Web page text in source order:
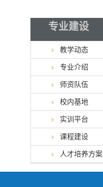
专业建设
教学动态
专业介绍
师资队伍
校内基地
实训平台
课程建设
人才培养方案